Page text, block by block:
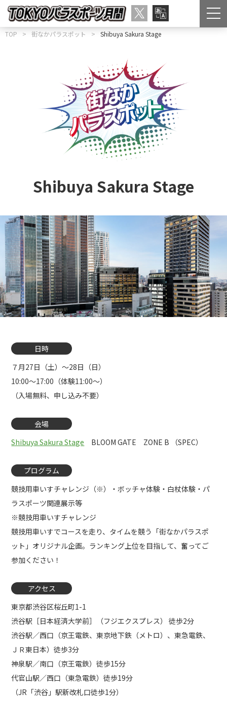
TOP 街なかパラスポット Shibuya Sakura Stage
Shibuya Sakura Stage
日時
７月27日（土）～28日（日）
10:00～17:00（体験11:00～）
（入場無料、申し込み不要）
会場
Shibuya Sakura Stage BLOOM GATE ZONE B （SPEC）
プログラム
競技用車いすチャレンジ（※）・ボッチャ体験・白杖体験・パ
ラスポーツ関連展示等
※競技用車いすチャレンジ
競技用車いすでコースを走り、タイムを競う「街なかパラスポ
ット」オリジナル企画。ランキング上位を目指して、奮ってご
参加ください！
アクセス
東京都渋谷区桜丘町1-1
渋谷駅［日本経済大学前］（フジエクスプレス） 徒歩2分
渋谷駅／西口（京王電鉄、東京地下鉄（メトロ）、東急電鉄、
ＪＲ東日本）徒歩3分
神泉駅／南口（京王電鉄）徒歩15分
代官山駅／西口（東急電鉄）徒歩19分
（JR「渋谷」駅新改札口徒歩1分）